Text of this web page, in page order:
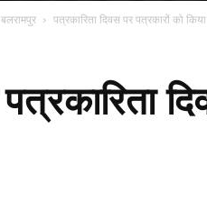
बलरामपुर पत्रकारिता दिवस पर पत्रकारों को
पत्रकारिता